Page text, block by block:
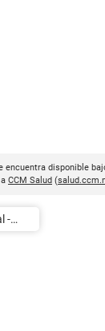
encuentra disponible
CCM Salud (
-